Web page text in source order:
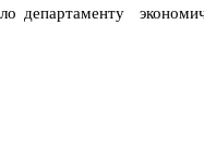
департаменту